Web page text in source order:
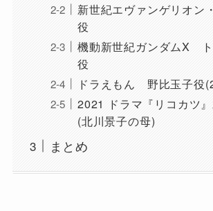
新世紀エヴァンゲリオン
役
機動新世紀ガンダムX
役
ドラえもん 野比玉子役
2021 ドラマ『リコカツ
(北川景子の母)
まとめ